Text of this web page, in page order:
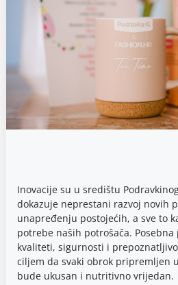
Inovacije su u središtu
dokazuje neprestani razvoj novih
unapređenju postojećih, a sve to
potrebe naših potrošača. Posebna
kvaliteti, sigurnosti i
ciljem da svaki obrok pripremljen
bude ukusan i nutritivno vrijedan.